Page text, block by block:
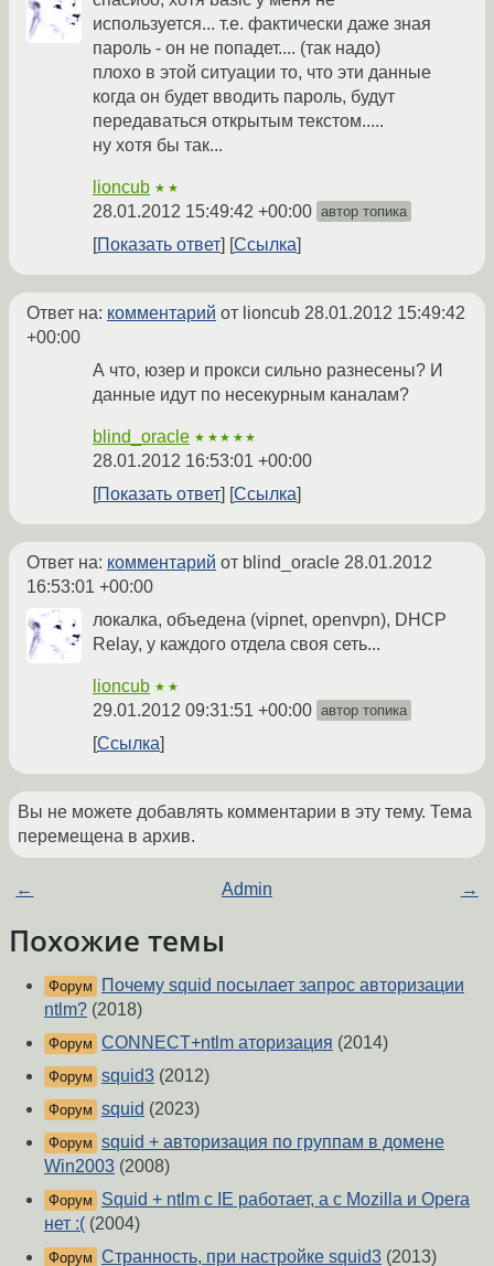
используется... т.е. фактически даже зная
пароль - он не попадет.... (так надо)
плохо в этой ситуации то, что эти данные
когда он будет вводить пароль, будут
передаваться открытым текстом.....
ну хотя бы так...
lioncub ★★
28.01.2012 15:49:42 +00:00 автор топика
Показать ответ Ссылка
Ответ на: комментарий от lioncub 28.01.2012 15:49:42
+00:00
А что, юзер и прокси сильно разнесены? И
данные идут по несекурным каналам?
blind_oracle ★★★★★
28.01.2012 16:53:01 +00:00
Показать ответ
Ссылка
Ответ на: комментарий от blind_oracle 28.01.2012
16:53:01 +00:00
локалка, объедена (vipnet, openvpn), DHCP
Relay, у каждого отдела своя сеть...
lioncub ★★
29.01.2012 09:31:51 +00:00 автор топика
Ссылка
Вы не можете добавлять комментарии в эту тему. Тема
перемещена в архив.
← Admin →
Похожие темы
Форум
Почему squid посылает запрос авторизации
ntlm? (2018)
Форум CONNECT+ntlm аторизация (2014)
Форум squid3 (2012)
Форум squid (2023)
Форум squid + авторизация по группам в домене
Win2003 (2008)
Форум
Squid + ntlm с IE работает, а с Mozilla и Opera
нет :( (2004)
Форум Странность, при настройке squid3 (2013)